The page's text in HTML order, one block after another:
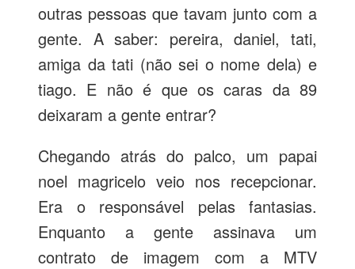
outras pessoas que tavam junto com a
gente. A saber: pereira, daniel, tati,
amiga da tati (não sei o nome dela) e
tiago. E não é que os caras da 89
deixaram a gente entrar?
Chegando atrás do palco, um papai
noel magricelo veio nos recepcionar.
Era o responsável pelas fantasias.
Enquanto a gente assinava um
contrato de imagem com a MTV